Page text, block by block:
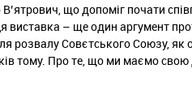
що допоміг почати
виставка – ще один аргумент
розвалу Совєтського Союзу, як
тому. Про те, що ми маємо